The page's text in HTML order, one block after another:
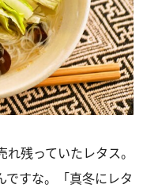
残っていたレタス。
すな。「真冬にレタ